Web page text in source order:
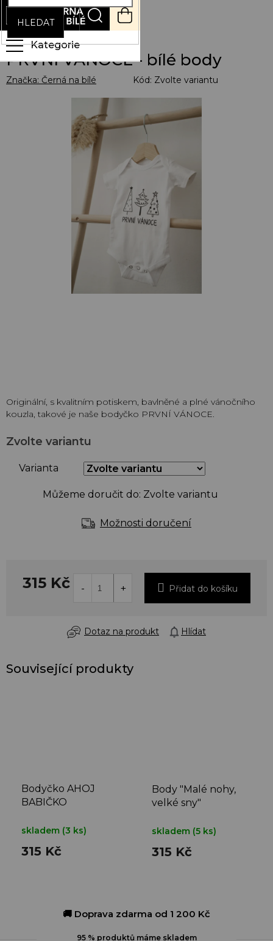
Přejít
obsah
HLEDAT
NÁKUPNÍ
KOŠÍK
PRVNÍ VÁNOCE - bílé body
Kód: Zvolte variantu
Značka: Černá na bílé
Zvolte variantu
Varianta
Můžeme doručit do: Zvolte variantu
Možnosti doručení
Originální, s kvalitním potiskem, bavlněné a plné vánočního
kouzla, takové je naše bodyčko PRVNÍ VÁNOCE.
315 Kč Přidat do košíku
Dotaz na produkt Hlídat
Související produkty
Bodyčko AHOJ
BABIČKO
skladem (3 ks)
315 Kč
Body "Malé nohy,
velké sny"
skladem (5 ks)
315 Kč
🚚 Doprava zdarma od 1 200 Kč
95 % produktů máme skladem